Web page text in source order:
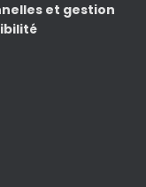
et gestion